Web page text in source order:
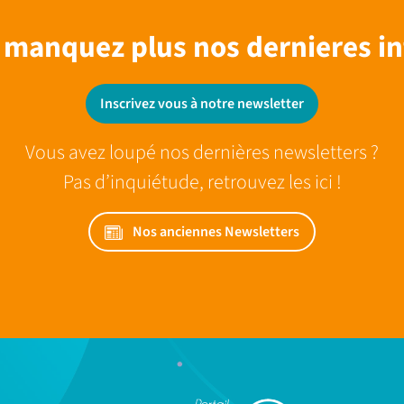
plus nos dernieres
Inscrivez vous à notre newsletter
Vous avez loupé nos dernières newsletters ?
Pas d’inquiétude, retrouvez les ici !
Nos anciennes Newsletters